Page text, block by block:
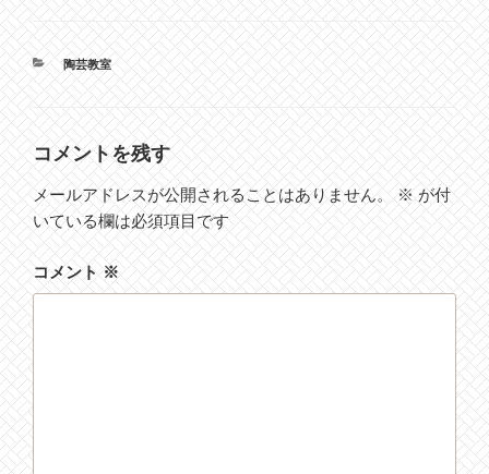
カ
テ
ゴ
リ
ー
陶芸教室
コメントを残す
メールアドレスが公開されることはありません。 ※が付
いている欄は必須項目です
コメント※